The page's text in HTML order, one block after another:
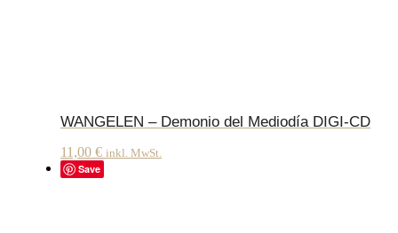
WANGELEN – Demonio del Mediodía DIGI-CD
11,00 € inkl. MwSt.
Save